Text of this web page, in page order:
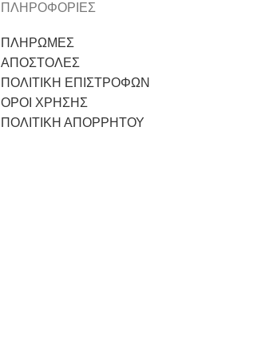
ΠΛΗΡΟΦΟΡΙΕΣ
ΠΛΗΡΩΜΕΣ
ΑΠΟΣΤΟΛΕΣ
ΠΟΛΙΤΙΚΗ ΕΠΙΣΤΡΟΦΩΝ
ΟΡΟΙ ΧΡΗΣΗΣ
ΠΟΛΙΤΙΚΗ ΑΠΟΡΡΗΤΟΥ